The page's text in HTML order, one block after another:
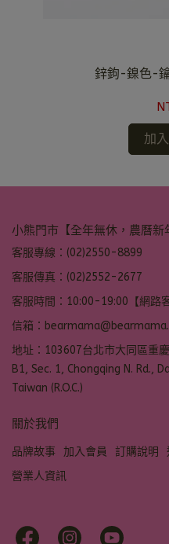
鋅鉤-鎳色-
加
小熊門市【全年無休，農曆新
客服專線：(02)2550-8899
客服傳真：(02)2552-2677
客服時間：10:00-19:00【網路
信箱：
地址：103607台北市大同區重
B1, Sec. 1, Chongqing N. Rd.,
Taiwan (R.O.C.)
關於我們
品牌故事 加入會員 訂購說明
營業人資訊